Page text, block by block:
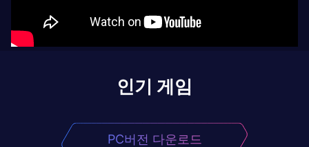
인기 게임
PC버전 다운로드